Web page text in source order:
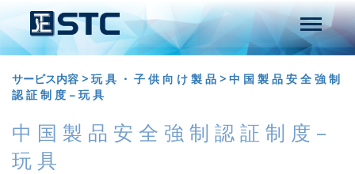
サービス内容 > 玩 具 ・ 子 供 向 け 製 品 > 中 国 製 品 安 全 強 制
認 証 制 度 – 玩 具
中 国 製 品 安 全 強 制 認 証 制 度 –
玩 具